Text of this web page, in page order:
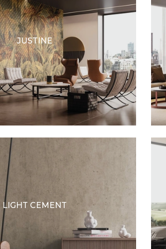
JUSTINE
LIGHT CEMENT